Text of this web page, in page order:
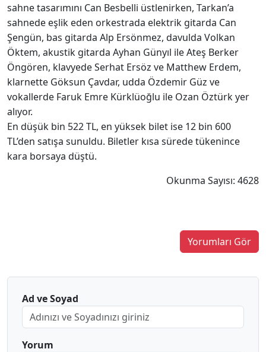
sahne tasarımını Can Besbelli üstlenirken, Tarkan’a
sahnede eşlik eden orkestrada elektrik gitarda Can
Şengün, bas gitarda Alp Ersönmez, davulda Volkan
Öktem, akustik gitarda Ayhan Günyıl ile Ateş Berker
Öngören, klavyede Serhat Ersöz ve Matthew Erdem,
klarnette Göksun Çavdar, udda Özdemir Güz ve
vokallerde Faruk Emre Kürklüoğlu ile Ozan Öztürk yer
alıyor.
En düşük bin 522 TL, en yüksek bilet ise 12 bin 600
TL’den satışa sunuldu. Biletler kısa sürede tükenince
kara borsaya düştü.
Okunma Sayısı: 4628
Yorumları Gör
Ad ve Soyad
Yorum